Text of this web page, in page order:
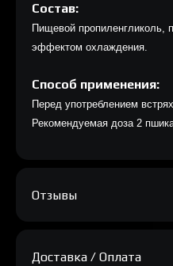
Состав:
Пищевой пропиленгликоль,
эффектом охлаждения.
Способ применения:
Перед употреблением
Рекомендуемая доза 2
Отзывы
Доставка / Оплата